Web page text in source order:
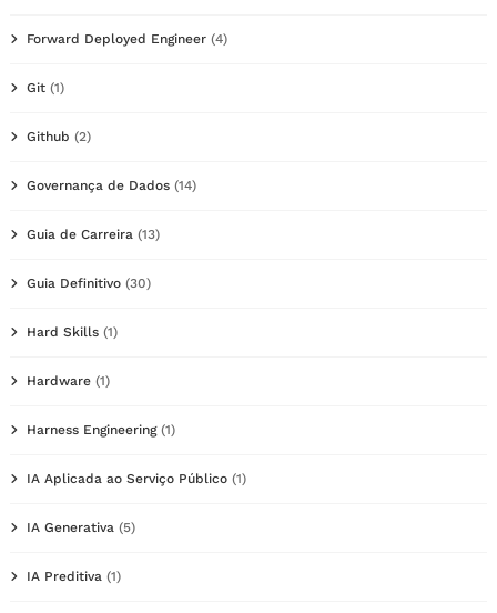
Forward Deployed Engineer (4)
Git (1)
Github (2)
Governança de Dados (14)
Guia de Carreira (13)
Guia Definitivo (30)
Hard Skills (1)
Hardware (1)
Harness Engineering(1)
IA Aplicada ao Serviço Público (1)
IA Generativa (5)
IA Preditiva (1)